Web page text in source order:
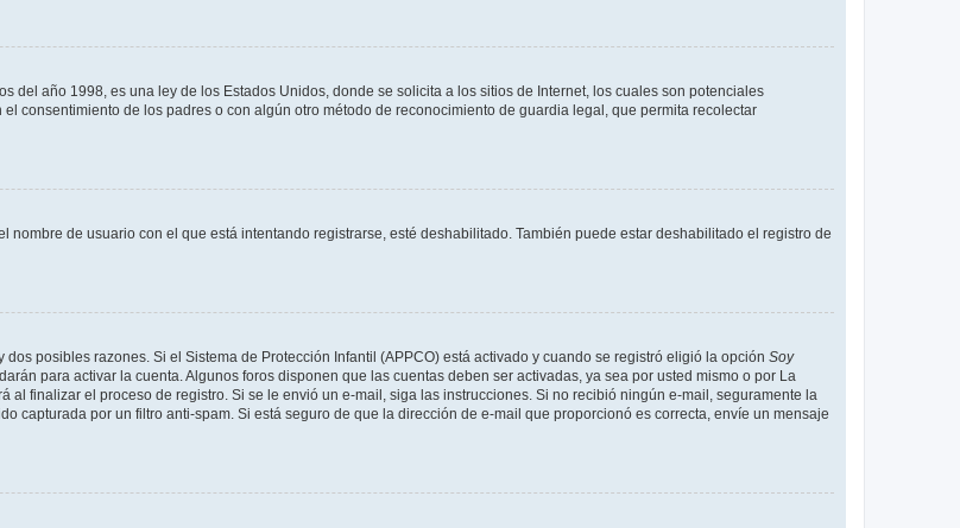
del año 1998, es una ley de los Estados Unidos, donde se solicita a los sitios de Internet, los cuales son potenciales
consentimiento de los padres o con algún otro método de reconocimiento de guardia legal, que permita recolectar
de usuario con el que está intentando registrarse, esté deshabilitado. También puede estar deshabilitado el registro de
posibles razones. Si el Sistema de Protección Infantil (APPCO) está activado y cuando se registró eligió la opción Soy
para activar la cuenta. Algunos foros disponen que las cuentas deben ser activadas, ya sea por usted mismo o por La
finalizar el proceso de registro. Si se le envió un e-mail, siga las instrucciones. Si no recibió ningún e-mail, seguramente la
capturada por un filtro anti-spam. Si está seguro de que la dirección de e-mail que proporcionó es correcta, envíe un mensaje